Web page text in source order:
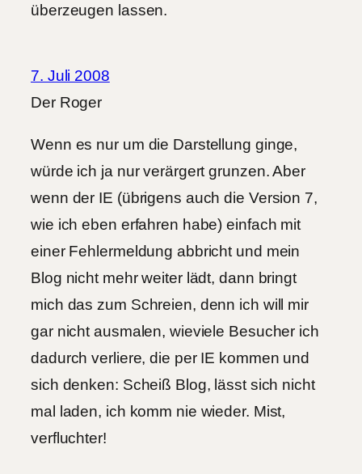
überzeugen lassen.
7. Juli 2008
Der Roger
Wenn es nur um die Darstellung ginge,
würde ich ja nur verärgert grunzen. Aber
wenn der IE (übrigens auch die Version 7,
wie ich eben erfahren habe) einfach mit
einer Fehlermeldung abbricht und mein
Blog nicht mehr weiter lädt, dann bringt
mich das zum Schreien, denn ich will mir
gar nicht ausmalen, wieviele Besucher ich
dadurch verliere, die per IE kommen und
sich denken: Scheiß Blog, lässt sich nicht
mal laden, ich komm nie wieder. Mist,
verfluchter!